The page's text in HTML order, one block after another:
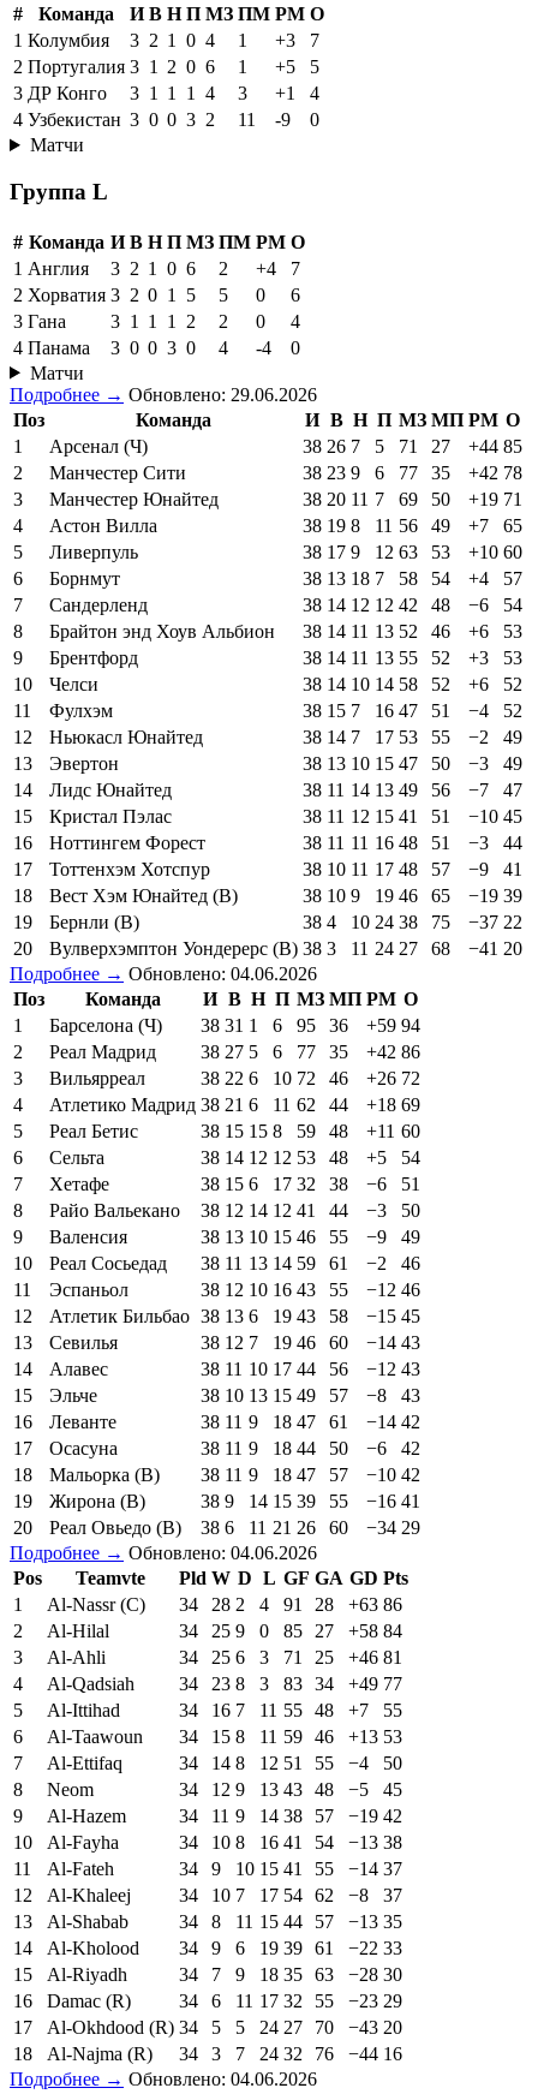
# Команда И В Н П МЗ ПМ РМ О
1 Колумбия 3 2 1 0 4 1 +3
7
2 Португалия 3 1 2 0 6 1 +5
5
3 ДР Конго 3 1 1 1 4 3 +1
4
4 Узбекистан 3 0 0 3 2 11 -9
0
Матчи
Группа L
# Команда И В Н П МЗ ПМ РМ О
1 Англия 3 2 1 0 6 2 +4
7
2 Хорватия 3 2 0 1 5 5 0
6
3 Гана 3 1 1 1 2 2 0
4
4 Панама 3 0 0 3 0 4 -4
0
Матчи
Подробнее → Обновлено: 29.06.2026
Поз
Команда И В Н П МЗ МП РМ О
1
Арсенал (Ч) 38 26 7 5 71 27 +44 85
2
Манчестер Сити 38 23 9 6 77 35 +42 78
3
Манчестер Юнайтед 38 20 11 7 69 50 +19 71
4
Астон Вилла 38 19 8 11 56 49 +7
65
5
Ливерпуль 38 17 9 12 63 53 +10 60
6
Борнмут 38 13 18 7 58 54 +4
57
7
Сандерленд 38 14 12 12 42 48 −6
54
8
Брайтон энд Хоув Альбион 38 14 11 13 52 46 +6
53
9
Брентфорд 38 14 11 13 55 52 +3
53
10
Челси 38 14 10 14 58 52 +6
52
11
Фулхэм 38 15 7 16 47 51 −4
52
12
Ньюкасл Юнайтед 38 14 7 17 53 55 −2
49
13
Эвертон 38 13 10 15 47 50 −3
49
14
Лидс Юнайтед 38 11 14 13 49 56 −7
47
15
Кристал Пэлас 38 11 12 15 41 51 −10 45
16
Ноттингем Форест 38 11 11 16 48 51 −3
44
17
Тоттенхэм Хотспур 38 10 11 17 48 57 −9
41
18
Вест Хэм Юнайтед (В) 38 10 9 19 46 65 −19 39
19
Бернли (В) 38 4 10 24 38 75 −37 22
20
Вулверхэмптон Уондерерс (В) 38 3 11 24 27 68 −41 20
Подробнее → Обновлено: 04.06.2026
Поз
Команда И В Н П МЗ МП РМ О
1
Барселона (Ч) 38 31 1 6 95 36 +59 94
2
Реал Мадрид 38 27 5 6 77 35 +42 86
3
Вильярреал 38 22 6 10 72 46 +26 72
4
Атлетико Мадрид 38 21 6 11 62 44 +18 69
5
Реал Бетис 38 15 15 8 59 48 +11 60
6
Сельта 38 14 12 12 53 48 +5
54
7
Хетафе 38 15 6 17 32 38 −6
51
8
Райо Вальекано 38 12 14 12 41 44 −3
50
9
Валенсия 38 13 10 15 46 55 −9
49
10
Реал Сосьедад 38 11 13 14 59 61 −2
46
11
Эспаньол 38 12 10 16 43 55 −12 46
12
Атлетик Бильбао 38 13 6 19 43 58 −15 45
13
Севилья 38 12 7 19 46 60 −14 43
14
Алавес 38 11 10 17 44 56 −12 43
15
Эльче 38 10 13 15 49 57 −8
43
16
Леванте 38 11 9 18 47 61 −14 42
17
Осасуна 38 11 9 18 44 50 −6
42
18
Мальорка (В) 38 11 9 18 47 57 −10 42
19
Жирона (В) 38 9 14 15 39 55 −16 41
20
Реал Овьедо (В) 38 6 11 21 26 60 −34 29
Подробнее → Обновлено: 04.06.2026
Pos
Teamvte Pld W D L GF GA GD Pts
1
Al-Nassr (C) 34 28 2 4 91 28 +63 86
2
Al-Hilal 34 25 9 0 85 27 +58 84
3
Al-Ahli 34 25 6 3 71 25 +46 81
4
Al-Qadsiah 34 23 8 3 83 34 +49 77
5
Al-Ittihad 34 16 7 11 55 48 +7
55
6
Al-Taawoun 34 15 8 11 59 46 +13 53
7
Al-Ettifaq 34 14 8 12 51 55 −4
50
8
Neom 34 12 9 13 43 48 −5
45
9
Al-Hazem 34 11 9 14 38 57 −19 42
10
Al-Fayha 34 10 8 16 41 54 −13 38
11
Al-Fateh 34 9 10 15 41 55 −14 37
12
Al-Khaleej 34 10 7 17 54 62 −8
37
13
Al-Shabab 34 8 11 15 44 57 −13 35
14
Al-Kholood 34 9 6 19 39 61 −22 33
15
Al-Riyadh 34 7 9 18 35 63 −28 30
16
Damac (R) 34 6 11 17 32 55 −23 29
17
Al-Okhdood (R) 34 5 5 24 27 70 −43 20
18
Al-Najma (R) 34 3 7 24 32 76 −44 16
Подробнее → Обновлено: 04.06.2026